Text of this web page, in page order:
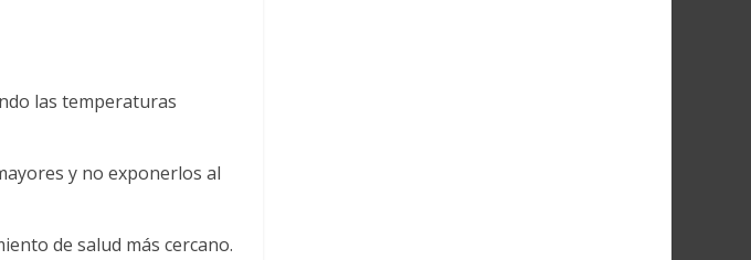
las temperaturas
y no exponerlos al
de salud más cercano.